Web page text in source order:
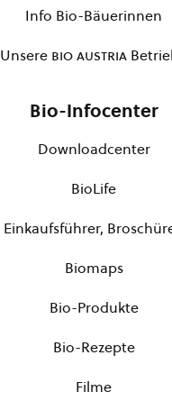
Info Bio-Bäuerinnen
Unsere bio austria
Bio-Infocenter
Downloadcenter
BioLife
Einkaufsführer,
Biomaps
Bio-Produkte
Bio-Rezepte
Filme